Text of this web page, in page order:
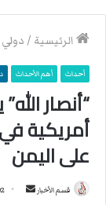
الرئيسية /دولي
أحداث أهم الأحداث
“أنصار
أمريكية
على اليمن
قسم الأخبار